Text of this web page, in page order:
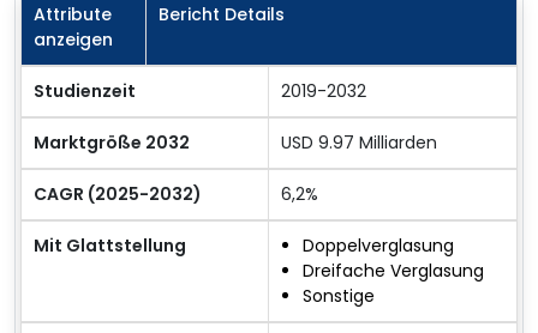
Attribute
anzeigen
Bericht Details
Studienzeit 2019-2032
Marktgröße 2032 USD 9.97 Milliarden
CAGR (2025-2032) 6,2%
Mit Glattstellung
Doppelverglasung
Dreifache Verglasung
Sonstige